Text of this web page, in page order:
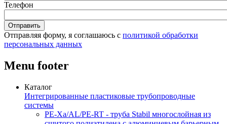
Телефон
Отправляя форму, я соглашаюсь с политикой обработки
персональных данных
Menu footer
Каталог
Интегрированные пластиковые трубопроводные
системы
PE-Xa/AL/PE-RT - труба Stabil многослойная из